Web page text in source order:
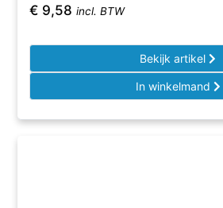
€ 9,58 incl. BTW
Bekijk artikel
In winkelmand